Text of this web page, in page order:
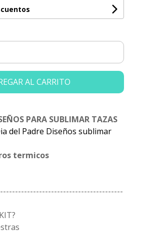
AL CARRITO
PARA SUBLIMAR TAZAS
del Padre Diseños sublimar
termicos